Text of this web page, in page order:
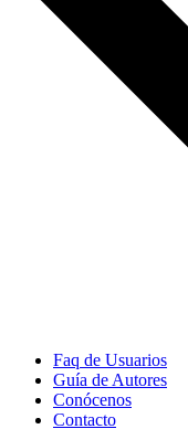
Faq de Usuarios
Guía de Autores
Conócenos
Contacto